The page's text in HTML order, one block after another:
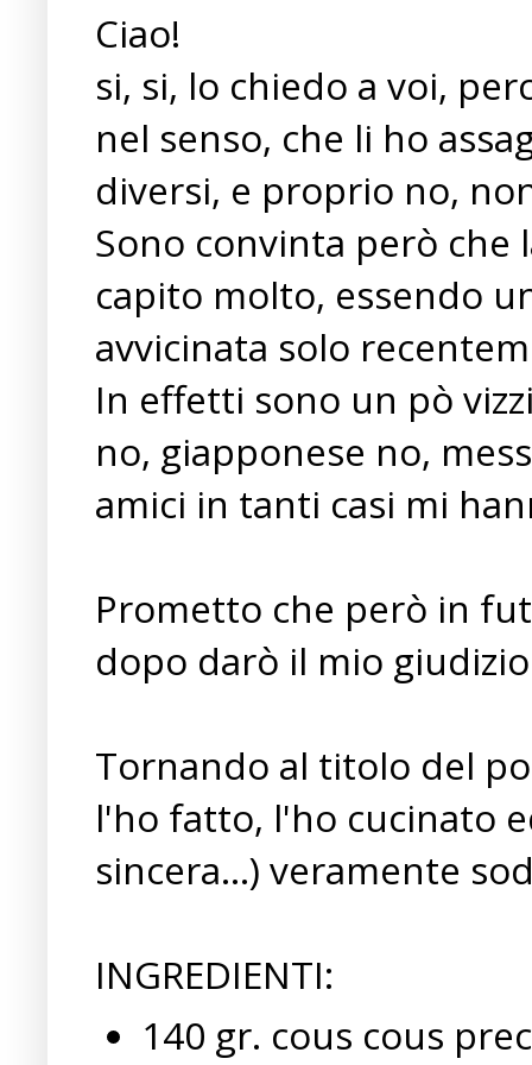
Ciao!
si, si, lo chiedo a voi,
nel senso, che li ho
diversi, e proprio no,
Sono convinta però
capito molto, essendo
avvicinata solo
In effetti sono un pò
no, giapponese no,
amici in tanti casi mi
Prometto che però in
dopo darò il mio
Tornando al titolo del
l'ho fatto, l'ho cucinato
sincera...) veramente
INGREDIENTI:
140 gr. cous cous